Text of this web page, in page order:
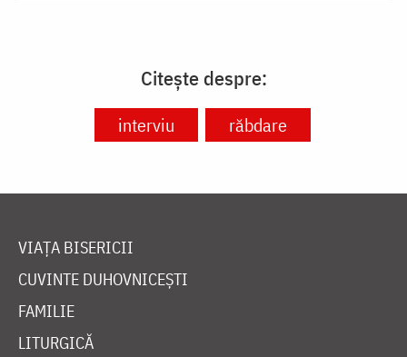
Citește despre:
interviu răbdare
VIAȚA BISERICII
CUVINTE DUHOVNICEȘTI
FAMILIE
LITURGICĂ